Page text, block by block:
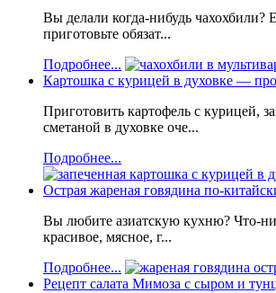
Вы делали когда-нибудь чахохбили?
приготовьте обязат...
Подробнее...
Картошка с курицей в духовке —
Приготовить картофель с курицей,
сметаной в духовке оче...
Подробнее...
Острая жареная говядина по-
Вы любите азиатскую кухню? Что-
красивое, мясное, г...
Подробнее...
Рецепт салата Мимоза с сыром и